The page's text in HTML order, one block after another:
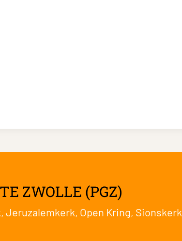
ZWOLLE (PGZ)
, Jeruzalemkerk, Open Kring, Sionskerk